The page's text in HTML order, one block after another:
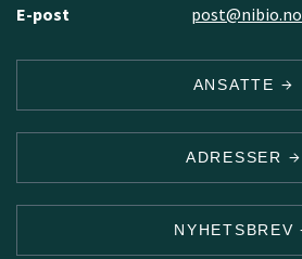
E-post
post@nibio.no
ANSATTE
ADRESSER
NYHETSBREV